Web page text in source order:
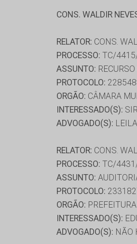
CONS. WALDIR
RELATOR: CONS.
PROCESSO: TC/
ASSUNTO:
PROTOCOLO:
ORGÃO: CÂMARA
INTERESSADO(S):
ADVOGADO(S):
RELATOR: CONS.
PROCESSO: TC/
ASSUNTO:
PROTOCOLO:
ORGÃO:
INTERESSADO(S):
ADVOGADO(S): NÃO